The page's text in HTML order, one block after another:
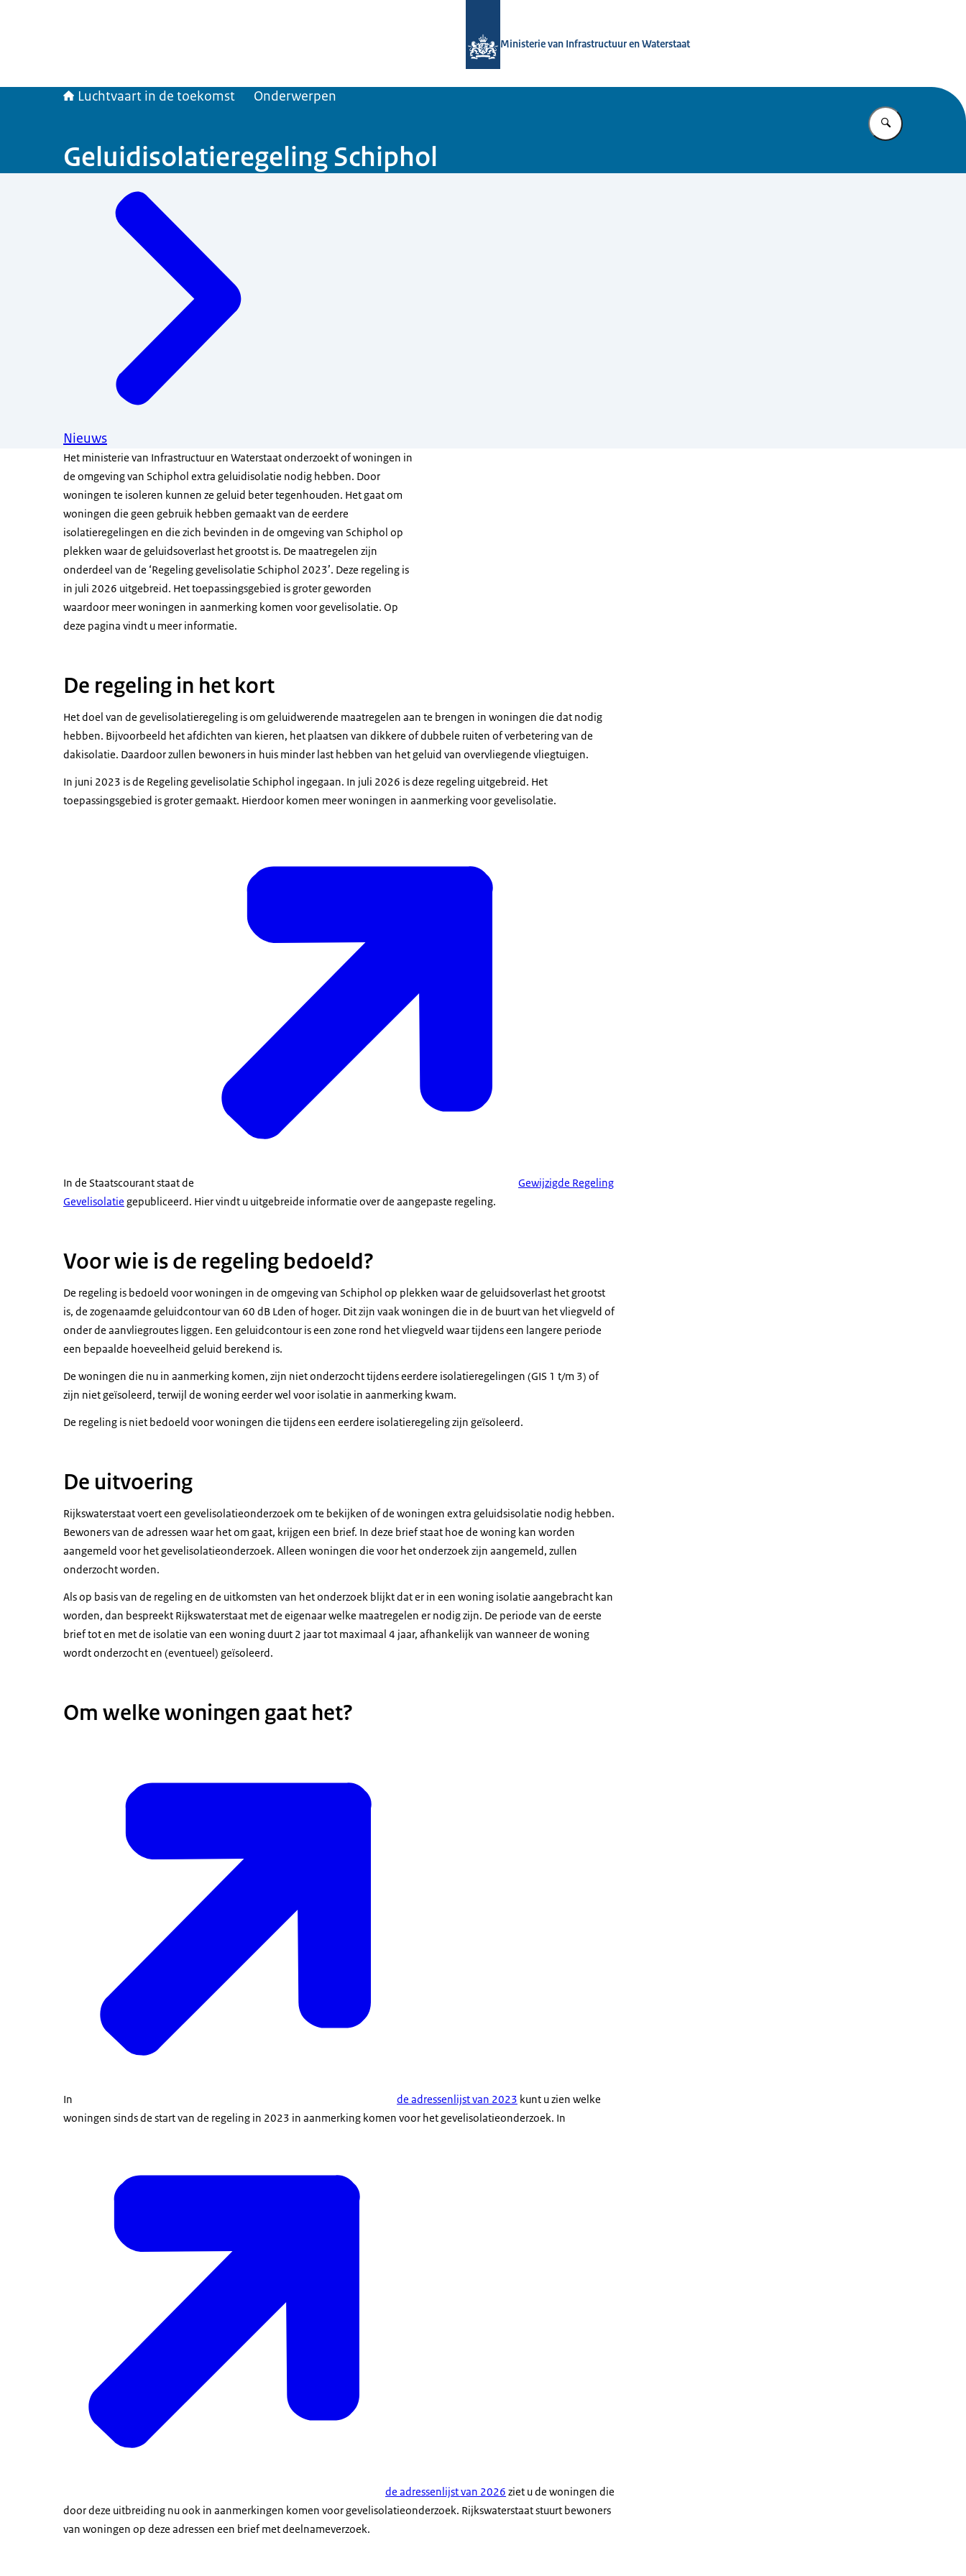
Ministerie van Infrastructuur en Waterstaat
Luchtvaart in de toekomst Onderwerpen
Vul in wat u
Geluidisolatieregeling Schiphol
Nieuws
Het ministerie van Infrastructuur en Waterstaat onderzoekt of woningen in
de omgeving van Schiphol extra geluidisolatie nodig hebben. Door
woningen te isoleren kunnen ze geluid beter tegenhouden. Het gaat om
woningen die geen gebruik hebben gemaakt van de eerdere
isolatieregelingen en die zich bevinden in de omgeving van Schiphol op
plekken waar de geluidsoverlast het grootst is. De maatregelen zijn
onderdeel van de ‘Regeling gevelisolatie Schiphol 2023’. Deze regeling is
in juli 2026 uitgebreid. Het toepassingsgebied is groter geworden
waardoor meer woningen in aanmerking komen voor gevelisolatie. Op
deze pagina vindt u meer informatie.
De regeling in het kort
Het doel van de gevelisolatieregeling is om geluidwerende maatregelen aan te brengen in woningen die dat nodig
hebben. Bijvoorbeeld het afdichten van kieren, het plaatsen van dikkere of dubbele ruiten of verbetering van de
dakisolatie. Daardoor zullen bewoners in huis minder last hebben van het geluid van overvliegende vliegtuigen.
In juni 2023 is de Regeling gevelisolatie Schiphol ingegaan. In juli 2026 is deze regeling uitgebreid. Het
toepassingsgebied is groter gemaakt. Hierdoor komen meer woningen in aanmerking voor gevelisolatie.
In de Staatscourant staat de
Gewijzigde Regeling
Gevelisolatie gepubliceerd. Hier vindt u uitgebreide informatie over de aangepaste regeling.
Voor wie is de regeling bedoeld?
De regeling is bedoeld voor woningen in de omgeving van Schiphol op plekken waar de geluidsoverlast het grootst
is, de zogenaamde geluidcontour van 60 dB Lden of hoger. Dit zijn vaak woningen die in de buurt van het vliegveld of
onder de aanvliegroutes liggen. Een geluidcontour is een zone rond het vliegveld waar tijdens een langere periode
een bepaalde hoeveelheid geluid berekend is.
De woningen die nu in aanmerking komen, zijn niet onderzocht tijdens eerdere isolatieregelingen (GIS 1 t/m 3) of
zijn niet geïsoleerd, terwijl de woning eerder wel voor isolatie in aanmerking kwam.
De regeling is niet bedoeld voor woningen die tijdens een eerdere isolatieregeling zijn geïsoleerd.
De uitvoering
Rijkswaterstaat voert een gevelisolatieonderzoek om te bekijken of de woningen extra geluidsisolatie nodig hebben.
Bewoners van de adressen waar het om gaat, krijgen een brief. In deze brief staat hoe de woning kan worden
aangemeld voor het gevelisolatieonderzoek. Alleen woningen die voor het onderzoek zijn aangemeld, zullen
onderzocht worden.
Als op basis van de regeling en de uitkomsten van het onderzoek blijkt dat er in een woning isolatie aangebracht kan
worden, dan bespreekt Rijkswaterstaat met de eigenaar welke maatregelen er nodig zijn. De periode van de eerste
brief tot en met de isolatie van een woning duurt 2 jaar tot maximaal 4 jaar, afhankelijk van wanneer de woning
wordt onderzocht en (eventueel) geïsoleerd.
Om welke woningen gaat het?
In de adressenlijst van 2023 kunt u zien welke
woningen sinds de start van de regeling in 2023 in aanmerking komen voor het gevelisolatieonderzoek. In
de adressenlijst van 2026 ziet u de woningen die
door deze uitbreiding nu ook in aanmerkingen komen voor gevelisolatieonderzoek. Rijkswaterstaat stuurt bewoners
van woningen op deze adressen een brief met deelnameverzoek.